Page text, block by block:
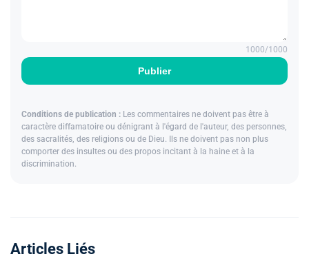
Publier
1000/1000
Conditions de publication : Les commentaires ne doivent pas être à
caractère diffamatoire ou dénigrant à l'égard de l'auteur, des personnes,
des sacralités, des religions ou de Dieu. Ils ne doivent pas non plus
comporter des insultes ou des propos incitant à la haine et à la
discrimination.
Articles Liés